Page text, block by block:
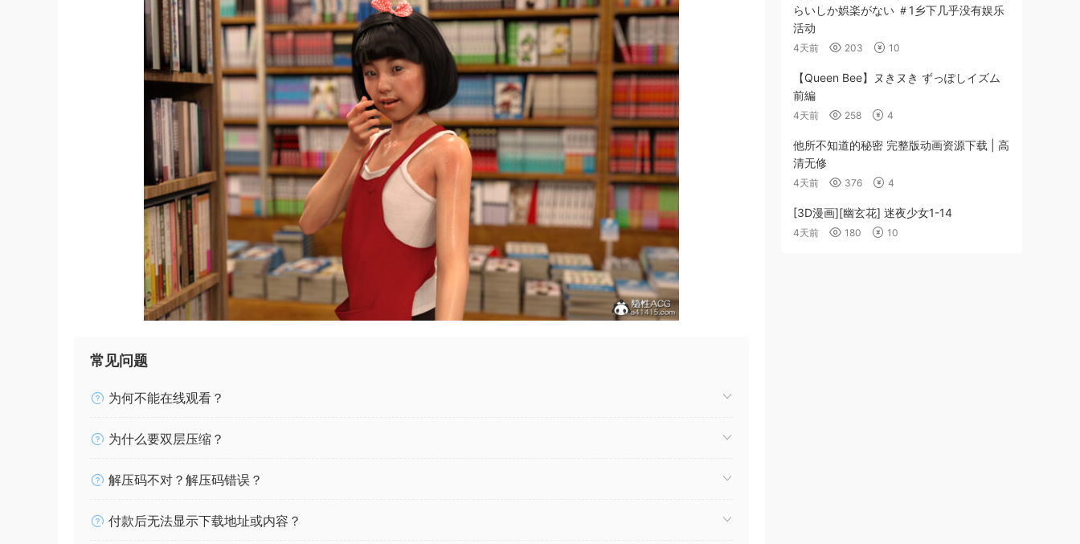
常见问题
为何不能在线观看？
为什么要双层压缩？
解压码不对？解压码错误？
付款后无法显示下载地址或内容？
らいしか娯楽がない ＃1乡下几乎没有娱乐
活动
4天前 203 10
【Queen Bee】ヌきヌき ずっぽしイズム
前編
4天前 258 4
他所不知道的秘密 完整版动画资源下载 | 高
清无修
4天前 376 4
[3D漫画][幽玄花] 迷夜少女1-14
4天前 180 10